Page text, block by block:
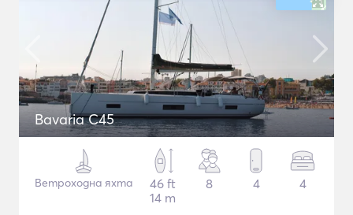
Bavaria C45
Ветроходна яхта
46 ft
14 m
8 4 4